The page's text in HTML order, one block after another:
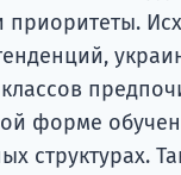
приоритеты.
форме
структурах.